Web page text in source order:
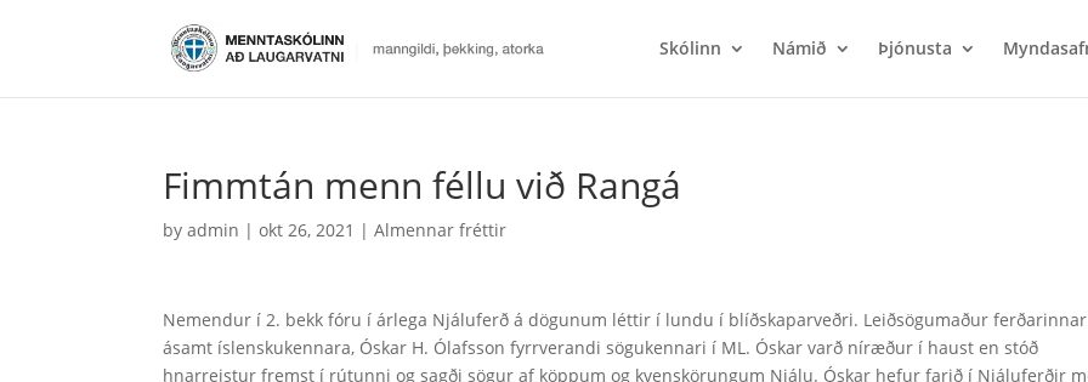
Skólinn Námið Þjónusta
Fimmtán menn féllu við Rangá
byadmin |okt 26, 2021 |Almennar fréttir
Nemendur í 2. bekk fóru í árlega Njáluferð á dögunum léttir í lundu í blíðskaparveðri. Leiðsögumaður
ásamt íslenskukennara, Óskar H. Ólafsson fyrrverandi sögukennari í ML. Óskar varð níræður í haust en stóð
hnarreistur fremst í rútunni og sagði sögur af köppum og kvenskörungum Njálu. Óskar hefur farið í Njáluferðir